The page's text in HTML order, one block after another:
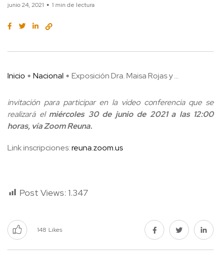
junio 24, 2021 1 min de lectura
Inicio Nacional Exposición Dra. Maisa Rojas y ...
invitación para participar en la video conferencia que se
realizará elmiércoles 30 de junio de 2021 a las 12:00
horas, vía Zoom Reuna.
Link inscripciones:reuna.zoom.us
Post Views: 1.347
148 Likes